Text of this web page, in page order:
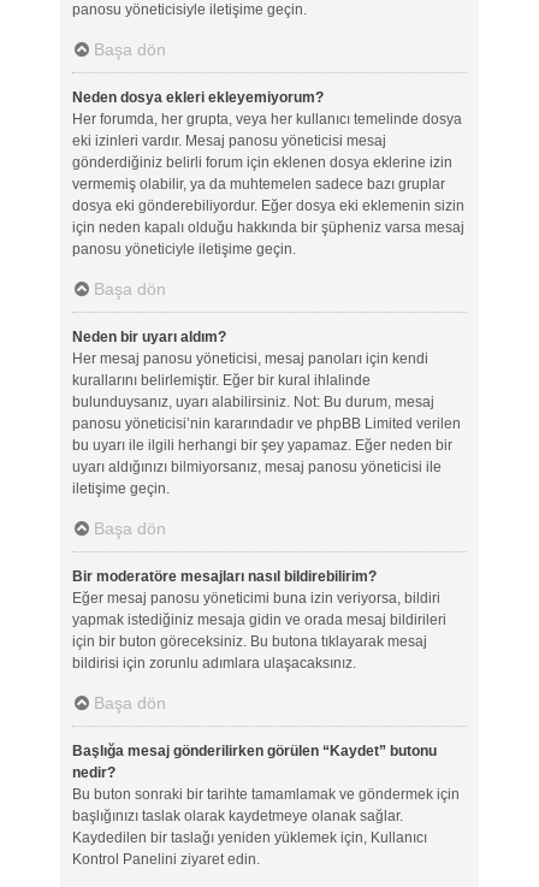
panosu yöneticisiyle iletişime geçin.
Başa dön
Neden dosya ekleri ekleyemiyorum?
Her forumda, her grupta, veya her kullanıcı temelinde dosya
eki izinleri vardır. Mesaj panosu yöneticisi mesaj
gönderdiğiniz belirli forum için eklenen dosya eklerine izin
vermemiş olabilir, ya da muhtemelen sadece bazı gruplar
dosya eki gönderebiliyordur. Eğer dosya eki eklemenin sizin
için neden kapalı olduğu hakkında bir şüpheniz varsa mesaj
panosu yöneticiyle iletişime geçin.
Başa dön
Neden bir uyarı aldım?
Her mesaj panosu yöneticisi, mesaj panoları için kendi
kurallarını belirlemiştir. Eğer bir kural ihlalinde
bulunduysanız, uyarı alabilirsiniz. Not: Bu durum, mesaj
panosu yöneticisi’nin kararındadır ve phpBB Limited verilen
bu uyarı ile ilgili herhangi bir şey yapamaz. Eğer neden bir
uyarı aldığınızı bilmiyorsanız, mesaj panosu yöneticisi ile
iletişime geçin.
Başa dön
Bir moderatöre mesajları nasıl bildirebilirim?
Eğer mesaj panosu yöneticimi buna izin veriyorsa, bildiri
yapmak istediğiniz mesaja gidin ve orada mesaj bildirileri
için bir buton göreceksiniz. Bu butona tıklayarak mesaj
bildirisi için zorunlu adımlara ulaşacaksınız.
Başa dön
Başlığa mesaj gönderilirken görülen “Kaydet” butonu
nedir?
Bu buton sonraki bir tarihte tamamlamak ve göndermek için
başlığınızı taslak olarak kaydetmeye olanak sağlar.
Kaydedilen bir taslağı yeniden yüklemek için, Kullanıcı
Kontrol Panelini ziyaret edin.